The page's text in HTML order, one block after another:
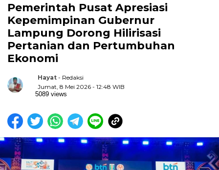
Pemerintah Pusat Apresiasi
Kepemimpinan Gubernur
Lampung Dorong Hilirisasi
Pertanian dan Pertumbuhan
Ekonomi
Hayat - Redaksi
Jumat, 8 Mei 2026 - 12:48 WIB
5089 views